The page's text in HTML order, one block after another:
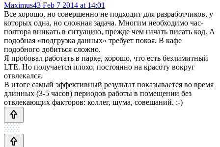
Maximus43 Feb 7 2014 at 14:01
Все хорошо, но совершенно не подходит для разработчиков, у
которых одна, но сложная задача. Многим необходимо час-
полтора вникать в ситуацию, прежде чем начать писать код. А
подобная «подгрузка данных» требует покоя. В кафе
подобного добиться сложно.
Я пробовал работать в парке, хорошо, что есть безлимитный
LTE. Но получается плохо, постоянно на красоту вокруг
отвлекался.
В итоге самый эффективный результат показывается во время
длинных (3-5 часов) периодов работы в помещении без
отвлекающих факторов: коллег, шума, совещаний. :-)